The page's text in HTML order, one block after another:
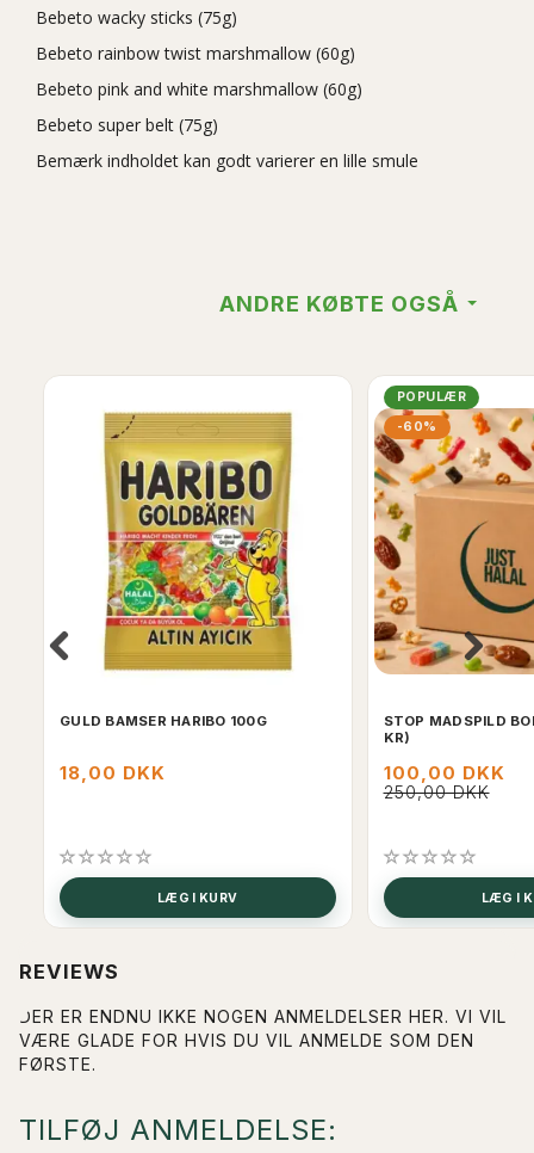
Bebeto wacky sticks (75g)
Bebeto rainbow twist marshmallow (60g)
Bebeto pink and white marshmallow (60g)
Bebeto super belt (75g)
Bemærk indholdet kan godt varierer en lille smule
ANDRE KØBTE OGSÅ
GULD BAMSER HARIBO 100G
18,00 DKK
LÆG I KURV
POPULÆR
-60%
STOP MADSPILD
KR)
100,00 DKK
250,00 DKK
LÆG I
REVIEWS
DER ER ENDNU IKKE NOGEN ANMELDELSER HER. VI VIL
VÆRE GLADE FOR HVIS DU VIL ANMELDE SOM DEN
FØRSTE.
TILFØJ ANMELDELSE: